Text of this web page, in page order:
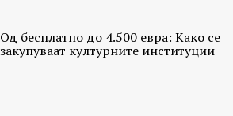
Од бесплатно до 4.500 евра: Како се
закупуваат културните институции